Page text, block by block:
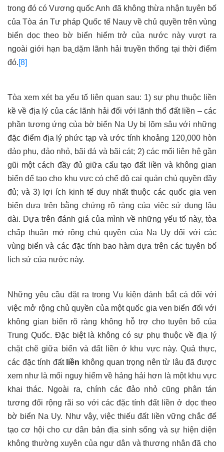
trong đó có Vương quốc Anh đã không thừa nhận tuyên bố
của Tòa án Tư pháp Quốc tế Nauy về chủ quyền trên vùng
biển dọc theo bờ biển hiểm trở của nước này vượt ra
ngoài giới hạn ba dặm lãnh hải truyền thống tại thời điểm
đó.[8]
Tòa xem xét ba yếu tố liên quan sau: 1) sự phụ thuộc liền
kề về địa lý của các lãnh hải đối với lãnh thổ đất liền – các
phần tương ứng của bờ biển Na Uy bị lõm sâu với những
đặc điểm địa lý phức tạp và ước tính khoảng 120,000 hòn
đảo phụ, đảo nhỏ, bãi đá và bãi cát; 2) các mối liên hệ gần
gũi một cách đầy đủ giữa cấu tạo đất liền và không gian
biển để tạo cho khu vực có chế độ cai quản chủ quyền đầy
đủ; và 3) lợi ích kinh tế duy nhất thuộc các quốc gia ven
biển dựa trên bằng chứng rõ ràng của việc sử dụng lâu
dài. Dựa trên đánh giá của mình về những yếu tố này, tòa
chấp thuận mở rộng chủ quyền của Na Uy đối với các
vùng biển và các đặc tính bao hàm dựa trên các tuyên bố
lịch sử của nước này.
Những yêu cầu đặt ra trong Vụ kiện đánh bắt cá đối với
việc mở rộng chủ quyền của một quốc gia ven biển đối với
không gian biển rõ ràng không hỗ trợ cho tuyên bố của
Trung Quốc. Đặc biệt là không có sự phụ thuộc về địa lý
chặt chẽ giữa biển và đất liền ở khu vực này. Quả thực,
các đặc tính đấtliền không quan trọng nên từ lâu đã được
xem như là mối nguy hiểm về hảng hải hơn là một khu vực
khai thác. Ngoài ra, chính các đảo nhỏ cũng phân tán
tương đối rộng rãi so với các đặc tính đất liền ở dọc theo
bờ biển Na Uy. Như vậy, việc thiếu đất liền vững chắc để
tạo cơ hội cho cư dân bản địa sinh sống và sự hiện diện
không thường xuyên của ngư dân và thương nhân đã cho